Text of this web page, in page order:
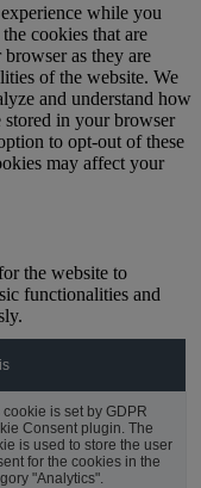
while you
cookies that are
browser as they are
of the website. We
and understand how
in your browser
to opt-out of these
may affect your
the website to
functionalities and
cookie is set by GDPR
Consent plugin. The
is used to store the user
for the cookies in the
"Analytics".